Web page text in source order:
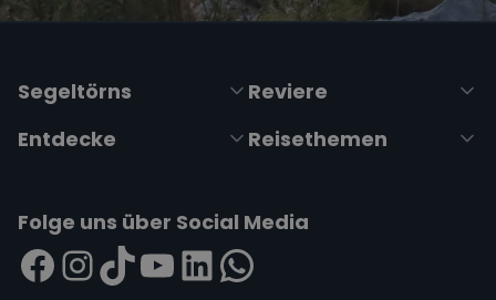
Segeltörns
Reviere
Entdecke
Reisethemen
Folge uns über Social Media